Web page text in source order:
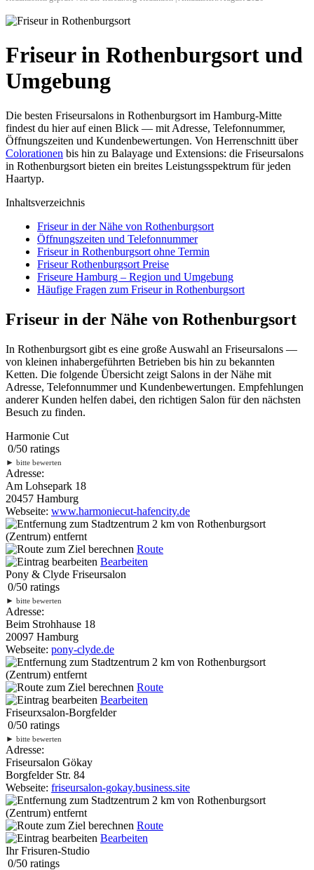
Friseur in Rothenburgsort und
Umgebung
Die besten Friseursalons in Rothenburgsort im Hamburg-Mitte
findest du hier auf einen Blick — mit Adresse, Telefonnummer,
Öffnungszeiten und Kundenbewertungen. Von Herrenschnitt über
Colorationen bis hin zu Balayage und Extensions: die Friseursalons
in Rothenburgsort bieten ein breites Leistungsspektrum für jeden
Haartyp.
Inhaltsverzeichnis
Friseur in der Nähe von Rothenburgsort
Öffnungszeiten und Telefonnummer
Friseur in Rothenburgsort ohne Termin
Friseur Rothenburgsort Preise
Friseure Hamburg – Region und Umgebung
Häufige Fragen zum Friseur in Rothenburgsort
Friseur in der Nähe von Rothenburgsort
In Rothenburgsort gibt es eine große Auswahl an Friseursalons —
von kleinen inhabergeführten Betrieben bis hin zu bekannten
Ketten. Die folgende Übersicht zeigt Salons in der Nähe mit
Adresse, Telefonnummer und Kundenbewertungen. Empfehlungen
anderer Kunden helfen dabei, den richtigen Salon für den nächsten
Besuch zu finden.
Harmonie Cut
0/50 ratings
► bitte bewerten
Adresse:
Am Lohsepark 18
20457 Hamburg
Webseite: www.harmoniecut-hafencity.de
2 km von Rothenburgsort
(Zentrum) entfernt
Route
Bearbeiten
Pony & Clyde Friseursalon
0/50 ratings
► bitte bewerten
Adresse:
Beim Strohhause 18
20097 Hamburg
Webseite: pony-clyde.de
2 km von Rothenburgsort
(Zentrum) entfernt
Route
Bearbeiten
Friseurxsalon-Borgfelder
0/50 ratings
► bitte bewerten
Adresse:
Friseursalon Gökay
Borgfelder Str. 84
Webseite: friseursalon-gokay.business.site
2 km von Rothenburgsort
(Zentrum) entfernt
Route
Bearbeiten
Ihr Frisuren-Studio
0/50 ratings